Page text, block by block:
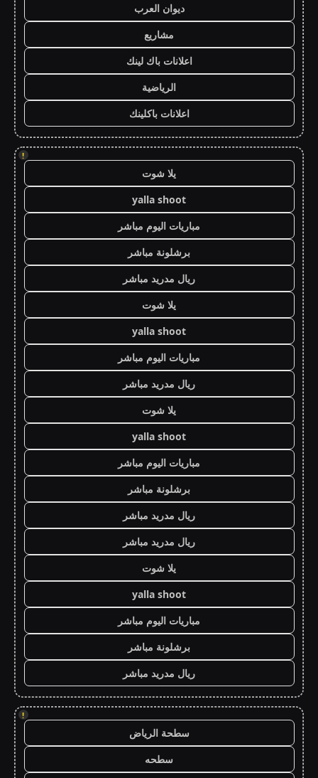
ديوان العرب
مشاريع
اعلانات باك لينك
الرياضية
اعلانات باكلينك
!
يلا شوت
yalla shoot
مباريات اليوم مباشر
برشلونة مباشر
ريال مدريد مباشر
يلا شوت
yalla shoot
مباريات اليوم مباشر
ريال مدريد مباشر
يلا شوت
yalla shoot
مباريات اليوم مباشر
برشلونة مباشر
ريال مدريد مباشر
ريال مدريد مباشر
يلا شوت
yalla shoot
مباريات اليوم مباشر
برشلونة مباشر
ريال مدريد مباشر
!
سطحة الرياض
سطحه